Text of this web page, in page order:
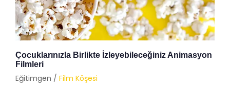
Çocuklarınızla Birlikte İzleyebileceğiniz Animasyon
Filmleri
Eğitimgen / Film Köşesi